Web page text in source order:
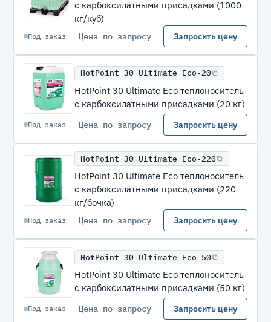
с карбоксилатными присадками (1000
кг/куб)
Под заказ Цена по запросу Запросить цену
HotPoint 30 Ultimate Eco-20
HotPoint 30 Ultimate Eco теплоноситель
с карбоксилатными присадками (20 кг)
Под заказ Цена по запросу Запросить цену
HotPoint 30 Ultimate Eco-220
HotPoint 30 Ultimate Eco теплоноситель
с карбоксилатными присадками (220
кг/бочка)
Под заказ Цена по запросу Запросить цену
HotPoint 30 Ultimate Eco-50
HotPoint 30 Ultimate Eco теплоноситель
с карбоксилатными присадками (50 кг)
Под заказ Цена по запросу Запросить цену